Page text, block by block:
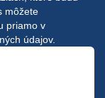
môžete
priamo v
údajov.